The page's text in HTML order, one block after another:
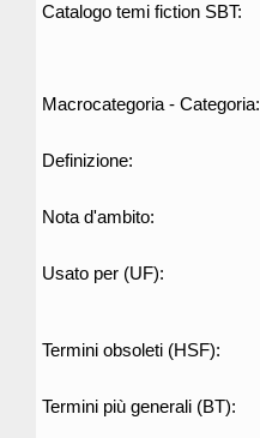
Catalogo temi fiction SBT:
Macrocategoria - Categoria:
Definizione:
Nota d'ambito:
Usato per (UF):
Termini obsoleti (HSF):
Termini più generali (BT):